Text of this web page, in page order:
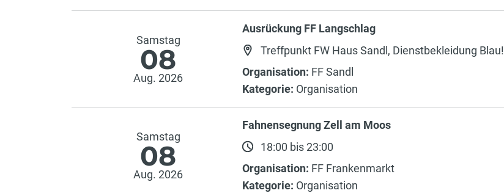
Samstag
08
Aug. 2026
Ausrückung FF Langschlag
Treffpunkt FW Haus Sandl, Dienstbekleidung Blau!
Organisation: FF Sandl
Kategorie: Organisation
Samstag
08
Aug. 2026
Fahnensegnung Zell am Moos
18:00 bis 23:00
Organisation: FF Frankenmarkt
Kategorie: Organisation